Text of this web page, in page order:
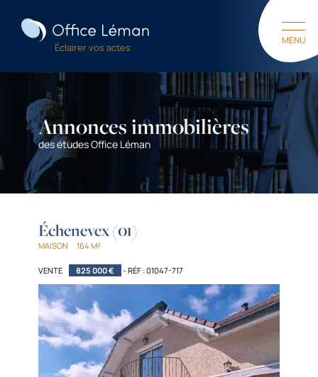
Éclairer vos actes
MENU
Annonces immobilières
des études Office Léman
Échenevex (01)
MAISON 164 M²
VENTE 825 000 € - RÉF : 01047-717